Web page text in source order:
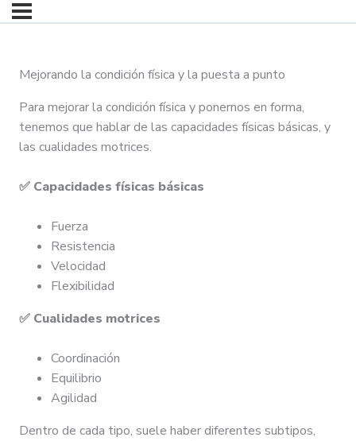
Mejorando la condición física y la puesta a punto
Para mejorar la condición física y ponernos en forma,
tenemos que hablar de las capacidades físicas básicas, y
las cualidades motrices.
✅ Capacidades físicas básicas
Fuerza
Resistencia
Velocidad
Flexibilidad
✅ Cualidades motrices
Coordinación
Equilibrio
Agilidad
Dentro de cada tipo, suele haber diferentes subtipos,